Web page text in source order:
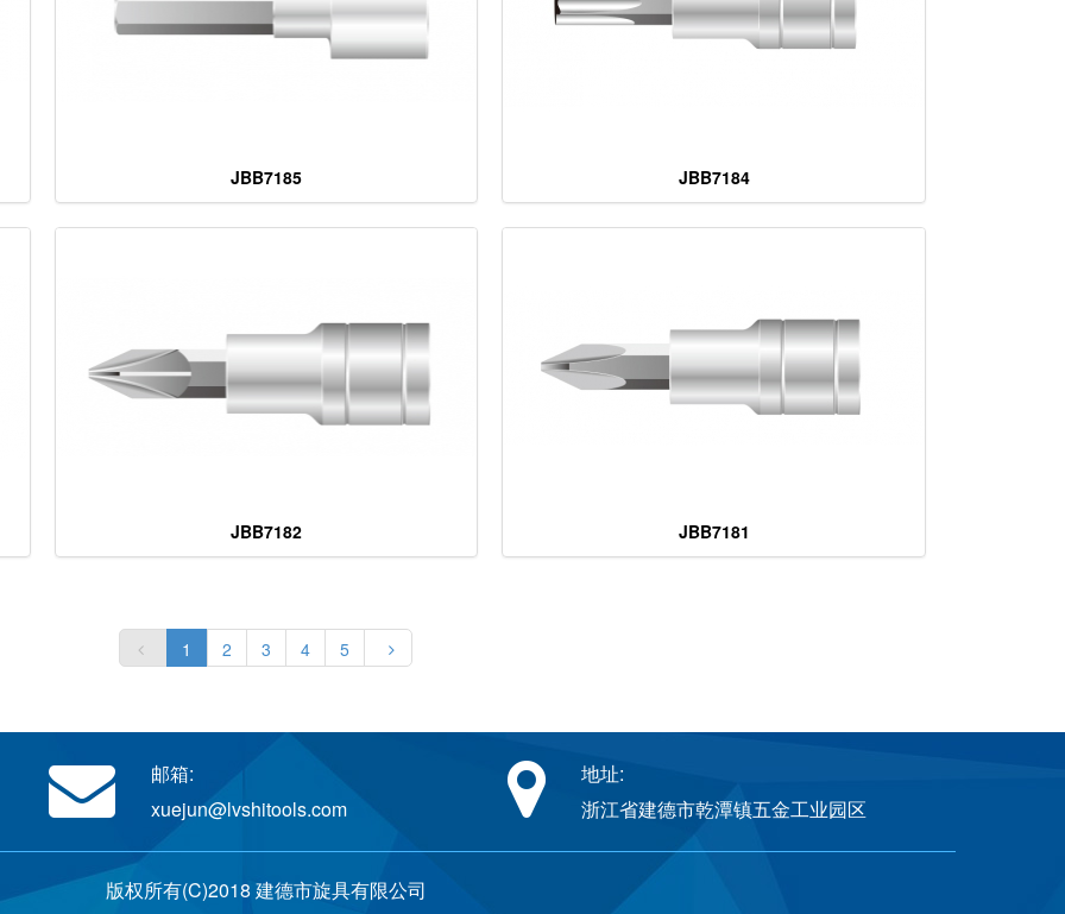
JBB7185 JBB7184
JBB7182 JBB7181
1 2 3 4 5
邮箱:
xuejun@lvshitools.com
地址:
浙江省建德市乾潭镇五金工业园区
版权所有(C)2018 建德市旋具有限公司